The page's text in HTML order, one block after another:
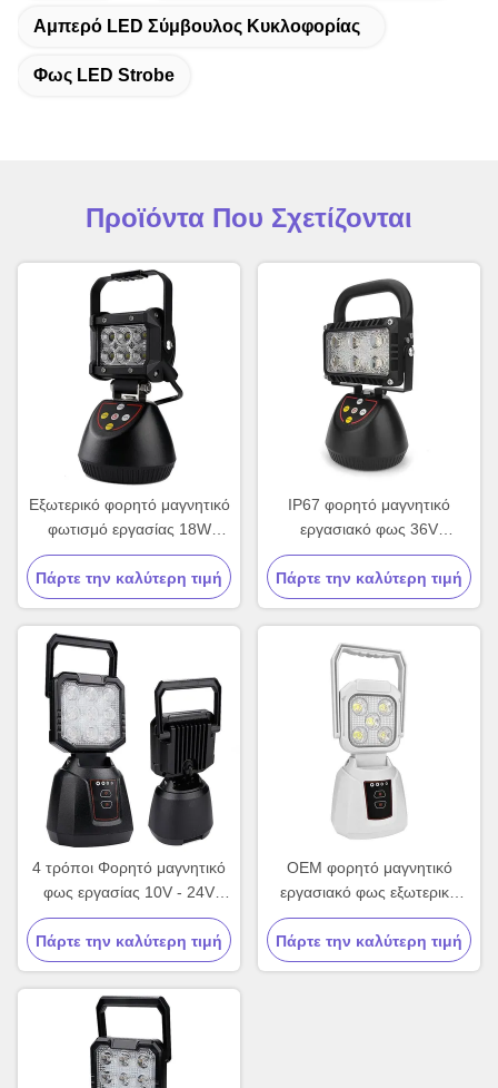
Αμπερό LED Σύμβουλος Κυκλοφορίας
Φως LED Strobe
Προϊόντα Που Σχετίζονται
Εξωτερικό φορητό μαγνητικό
φωτισμό εργασίας 18W
επαναφορτιζόμενο φωτισμό
κατασκηνώματος
Πάρτε την καλύτερη τιμή
IP67 φορητό μαγνητικό
εργασιακό φως 36V
εξωτερικό κάμπινγκ Φως
προσαρμοσμένο
Πάρτε την καλύτερη τιμή
4 τρόποι Φορητό μαγνητικό
φως εργασίας 10V - 24V
Φορητό φως
κατασκηνώματος LED
Πάρτε την καλύτερη τιμή
OEM φορητό μαγνητικό
εργασιακό φως εξωτερικό
επαναφορτιζόμενο φως LED
έκτακτης ανάγκης 15W
Πάρτε την καλύτερη τιμή